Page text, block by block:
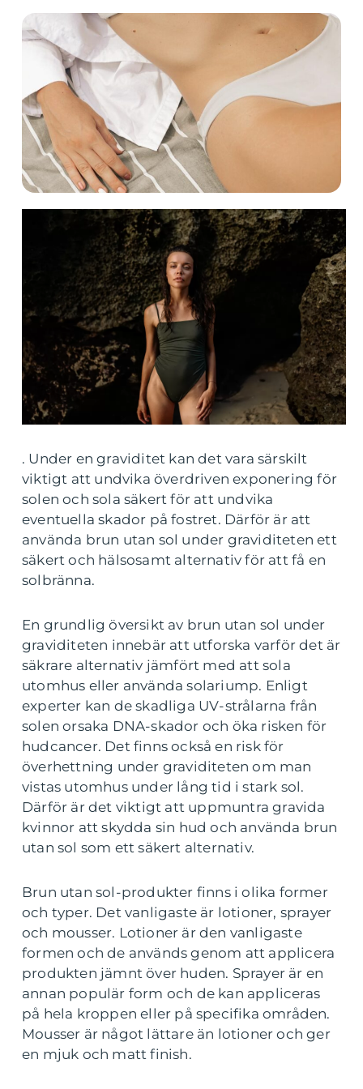
. Under en graviditet kan det vara särskilt
viktigt att undvika överdriven exponering för
solen och sola säkert för att undvika
eventuella skador på fostret. Därför är att
använda brun utan sol under graviditeten ett
säkert och hälsosamt alternativ för att få en
solbränna.
En grundlig översikt av brun utan sol under
graviditeten innebär att utforska varför det är
säkrare alternativ jämfört med att sola
utomhus eller använda solariump. Enligt
experter kan de skadliga UV-strålarna från
solen orsaka DNA-skador och öka risken för
hudcancer. Det finns också en risk för
överhettning under graviditeten om man
vistas utomhus under lång tid i stark sol.
Därför är det viktigt att uppmuntra gravida
kvinnor att skydda sin hud och använda brun
utan sol som ett säkert alternativ.
Brun utan sol-produkter finns i olika former
och typer. Det vanligaste är lotioner, sprayer
och mousser. Lotioner är den vanligaste
formen och de används genom att applicera
produkten jämnt över huden. Sprayer är en
annan populär form och de kan appliceras
på hela kroppen eller på specifika områden.
Mousser är något lättare än lotioner och ger
en mjuk och matt finish.